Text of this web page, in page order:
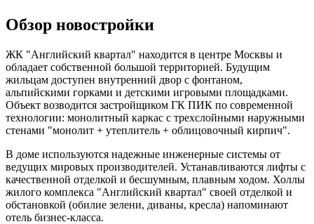
Обзор новостройки
ЖК "Английский квартал" находится в центре Москвы и
обладает собственной большой территорией. Будущим
жильцам доступен внутренний двор с фонтаном,
альпийскими горками и детскими игровыми площадками.
Объект возводится застройщиком ГК ПИК по современной
технологии: монолитный каркас с трехслойными наружными
стенами "монолит + утеплитель + облицовочный кирпич".
В доме используются надежные инженерные системы от
ведущих мировых производителей. Устанавливаются лифты с
качественной отделкой и бесшумным, плавным ходом. Холлы
жилого комплекса "Английский квартал" своей отделкой и
обстановкой (обилие зелени, диваны, кресла) напоминают
отель бизнес-класса.